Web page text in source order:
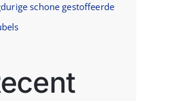
schone gestoffeerde